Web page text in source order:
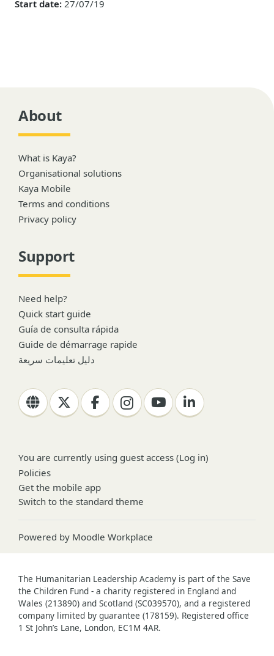
Start date: 27/07/19
About
What is Kaya?
Organisational solutions
Kaya Mobile
Terms and conditions
Privacy policy
Support
Need help?
Quick start guide
Guía de consulta rápida
Guide de démarrage rapide
دليل تعليمات سريعة
You are currently using guest access (Log in)
Policies
Get the mobile app
Switch to the standard theme
Powered by Moodle Workplace
The Humanitarian Leadership Academy is part of the Save
the Children Fund - a charity registered in England and
Wales (213890) and Scotland (SC039570), and a registered
company limited by guarantee (178159). Registered office
1 St John’s Lane, London, EC1M 4AR.